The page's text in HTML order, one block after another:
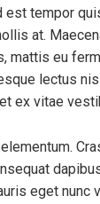
tempor
at.
mattis eu
lectus
ex vitae
eget nunc